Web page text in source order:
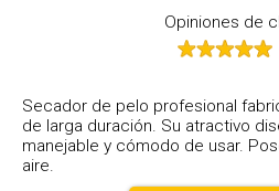
Opiniones de
Secador de pelo profesional
de larga duración. Su atractivo
manejable y cómodo de usar.
aire.